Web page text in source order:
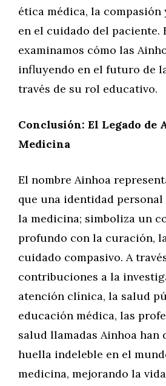
ética médica, la compasión
en el cuidado del paciente.
examinamos cómo las
influyendo en el futuro de
través de su rol educativo.
Conclusión: El Legado de
Medicina
El nombre Ainhoa
que una identidad personal
la medicina; simboliza un
profundo con la curación,
cuidado compasivo. A
contribuciones a la
atención clínica, la salud
educación médica, las
salud llamadas Ainhoa han
huella indeleble en el
medicina, mejorando la